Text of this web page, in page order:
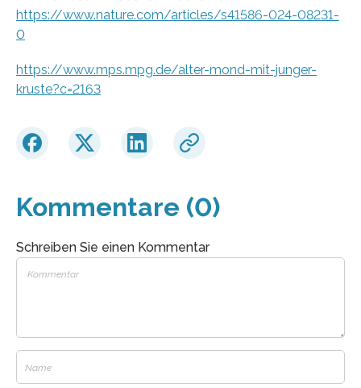
https://www.nature.com/articles/s41586-024-08231-
0
https://www.mps.mpg.de/alter-mond-mit-junger-
kruste?c=2163
Kommentare (0)
Schreiben Sie einen Kommentar